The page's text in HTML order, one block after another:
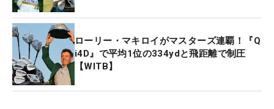
ローリー・マキロイがマスターズ連覇！『Q
i4D』で平均1位の334ydと飛距離で制圧
【WITB】